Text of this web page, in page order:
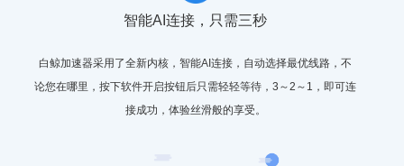
智能AI连接，只需三秒
白鲸加速器采用了全新内核，智能AI连接，自动选择最优线路，不
论您在哪里，按下软件开启按钮后只需轻轻等待，3～2～1，即可连
接成功，体验丝滑般的享受。